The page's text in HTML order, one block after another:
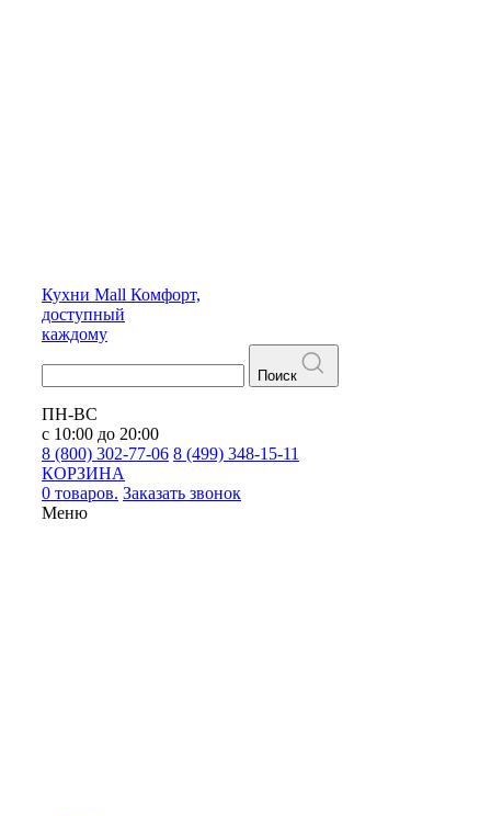
Кухни Mall Комфорт,
доступный
каждому
Поиск
ПН-ВС
с 10:00 до 20:00
8 (800) 302-77-06 8 (499) 348-15-11
КОРЗИНА
0 товаров. Заказать звонок
Меню